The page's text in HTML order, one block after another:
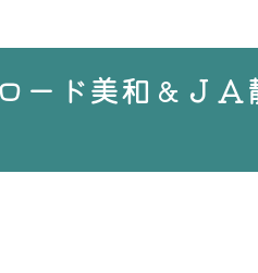
ド美和＆ＪＡ